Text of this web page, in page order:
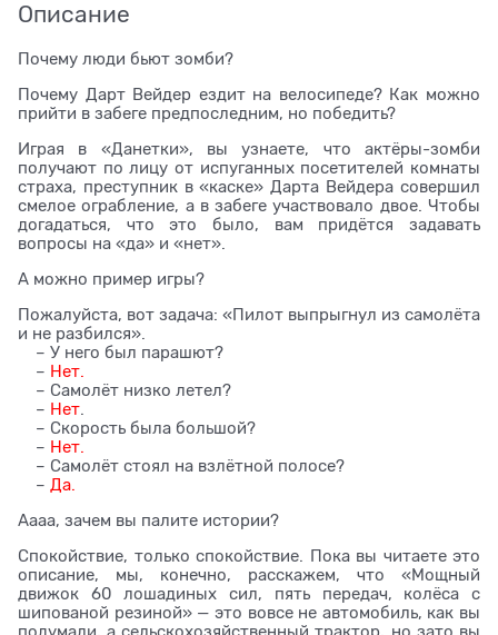
Описание
Почему люди бьют зомби?
Почему Дарт Вейдер ездит на велосипеде? Как можно
прийти в забеге предпоследним, но победить?
Играя в «Данетки», вы узнаете, что актёры-зомби
получают по лицу от испуганных посетителей комнаты
страха, преступник в «каске» Дарта Вейдера совершил
смелое ограбление, а в забеге участвовало двое. Чтобы
догадаться, что это было, вам придётся задавать
вопросы на «да» и «нет».
А можно пример игры?
Пожалуйста, вот задача: «Пилот выпрыгнул из самолёта
и не разбился».
– У него был парашют?
– Нет.
– Самолёт низко летел?
– Нет
– Скорость была большой?
– Нет.
– Самолёт стоял на взлётной полосе?
– Да.
Аааа, зачем вы палите истории?
Спокойствие, только спокойствие. Пока вы читаете это
описание, мы, конечно, расскажем, что «Мощный
движок 60 лошадиных сил, пять передач, колёса с
шипованой резиной» — это вовсе не автомобиль, как вы